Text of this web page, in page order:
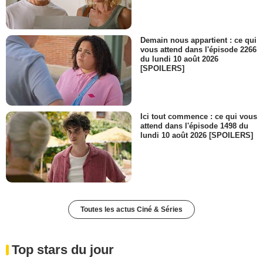
Demain nous appartient : ce qui
vous attend dans l'épisode 2266
du lundi 10 août 2026
[SPOILERS]
Ici tout commence : ce qui vous
attend dans l'épisode 1498 du
lundi 10 août 2026 [SPOILERS]
Toutes les actus Ciné & Séries
Top stars du jour